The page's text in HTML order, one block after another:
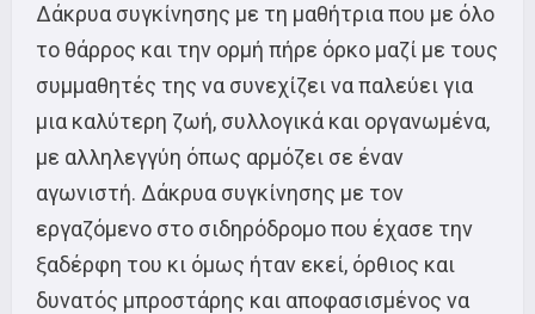
Δάκρυα συγκίνησης με τη μαθήτρια που με όλο
το θάρρος και την ορμή πήρε όρκο μαζί με τους
συμμαθητές της να συνεχίζει να παλεύει για
μια καλύτερη ζωή, συλλογικά και οργανωμένα,
με αλληλεγγύη όπως αρμόζει σε έναν
αγωνιστή. Δάκρυα συγκίνησης με τον
εργαζόμενο στο σιδηρόδρομο που έχασε την
ξαδέρφη του κι όμως ήταν εκεί, όρθιος και
δυνατός μπροστάρης και αποφασισμένος να